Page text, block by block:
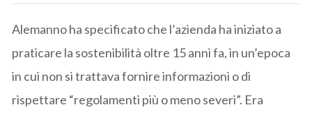
Alemanno ha specificato che l’azienda ha iniziato a
praticare la sostenibilità oltre 15 anni fa, in un’epoca
in cui non si trattava fornire informazioni o di
rispettare “regolamenti più o meno severi”. Era